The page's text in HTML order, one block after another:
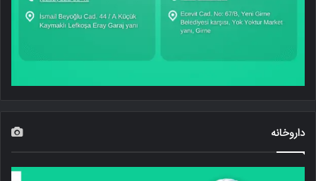
داروخانه